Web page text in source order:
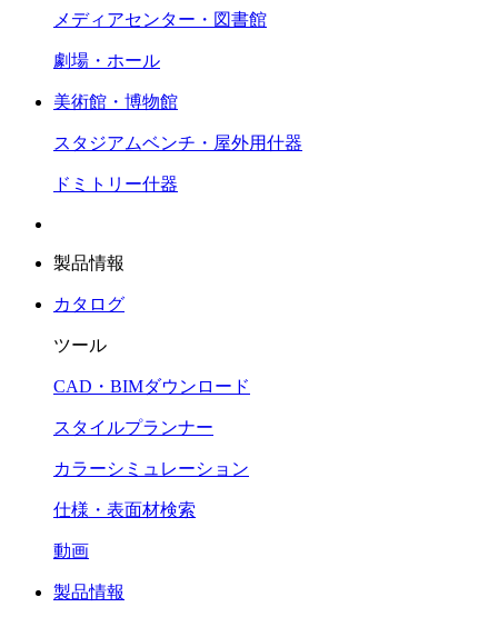
メディアセンター・図書館
劇場・ホール
美術館・博物館
スタジアムベンチ・屋外用什器
ドミトリー什器
製品情報
カタログ
ツール
CAD・BIMダウンロード
スタイルプランナー
カラーシミュレーション
仕様・表面材検索
動画
製品情報